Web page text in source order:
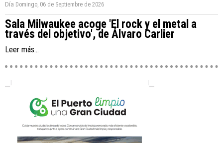
Día Domingo, 06 de Septiembre de 2026
Sala Milwaukee acoge 'El rock y el metal a
través del objetivo', de Álvaro Carlier
Leer más...